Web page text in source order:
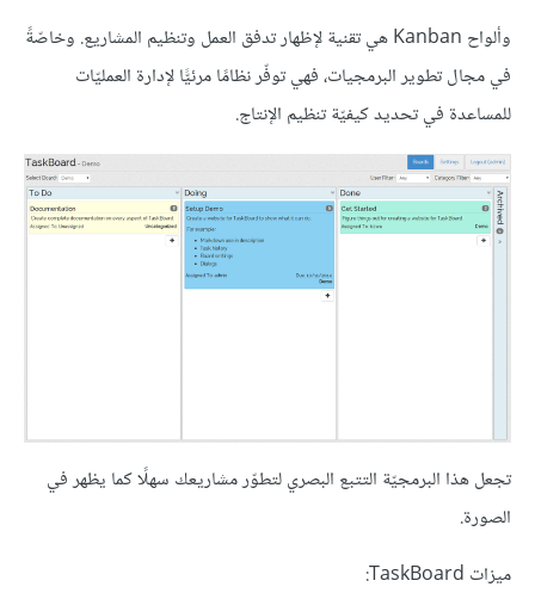
وألواح Kanban هي تقنية لإظهار تدفق العمل وتنظيم المشاريع. وخاصّةً
في مجال تطوير البرمجيات، فهي توفّر نظامًا مرئيًّا لإدارة العمليّات
للمساعدة في تحديد كيفيّة تنظيم الإنتاج.
تجعل هذا البرمجيّة التتبع البصري لتطوّر مشاريعك سهلًا كما يظهر في
الصورة.
ميزات TaskBoard: